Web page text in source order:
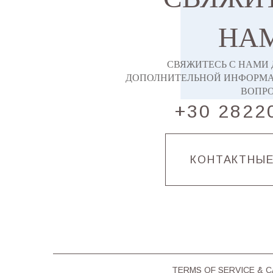
СВЯЖИТЕСЬ С НАМИ
ДОПОЛНИТЕЛЬНОЙ
+30
TERMS OF SERVICE &